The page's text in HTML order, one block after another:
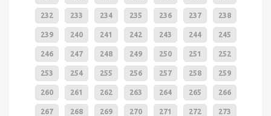
232 233 234 235 236 237 238
239 240 241 242 243 244 245
246 247 248 249 250 251 252
253 254 255 256 257 258 259
260 261 262 263 264 265 266
267 268 269 270 271 272 273